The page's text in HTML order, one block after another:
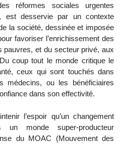
réformes sociales urgentes
est desservie par un contexte
la société, dessinée et imposée
favoriser l’enrichissement des
pauvres, et du secteur privé, aux
coup tout le monde critique le
ceux qui sont touchés dans
médecins, ou les bénéficiaires
dans son effectivité.
l’espoir qu’un changement
monde super-producteur
du MOAC (Mouvement des